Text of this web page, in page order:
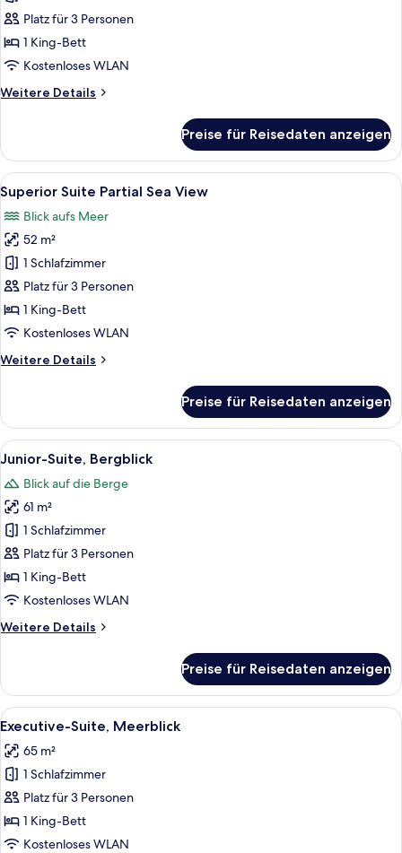
Bergblick
anzeigen
Platz für 3 Personen
1 King-Bett
Kostenloses WLAN
Weitere Details
Weitere
Suite,
Bergblick
Preise für Reisedaten anzeigen
Alle
Fotos
für
Superior
Suite
Partial
Sea
View
Ein modernes Wohnzimmer mit
2
Superior Suite Partial Sea View
Blick aufs Meer
52 m²
1 Schlafzimmer
Platz für 3 Personen
1 King-Bett
Kostenloses WLAN
Weitere Details
Weitere
Suite
Partial
Sea
Preise für Reisedaten anzeigen
Alle
Fotos
für
Junior-
Suite,
Bergblick
anzeigen
Ein modernes Hotelzimmer mit
10
Junior-Suite, Bergblick
Blick auf die Berge
61 m²
1 Schlafzimmer
Platz für 3 Personen
1 King-Bett
Kostenloses WLAN
Weitere Details
Weitere
Suite,
Bergblick
Preise für Reisedaten anzeigen
Alle
Fotos
für
Executive-
Suite,
Meerblick
anzeigen
Ein Balkon mit Blick auf ein großes
10
Executive-Suite, Meerblick
65 m²
1 Schlafzimmer
Platz für 3 Personen
1 King-Bett
Kostenloses WLAN